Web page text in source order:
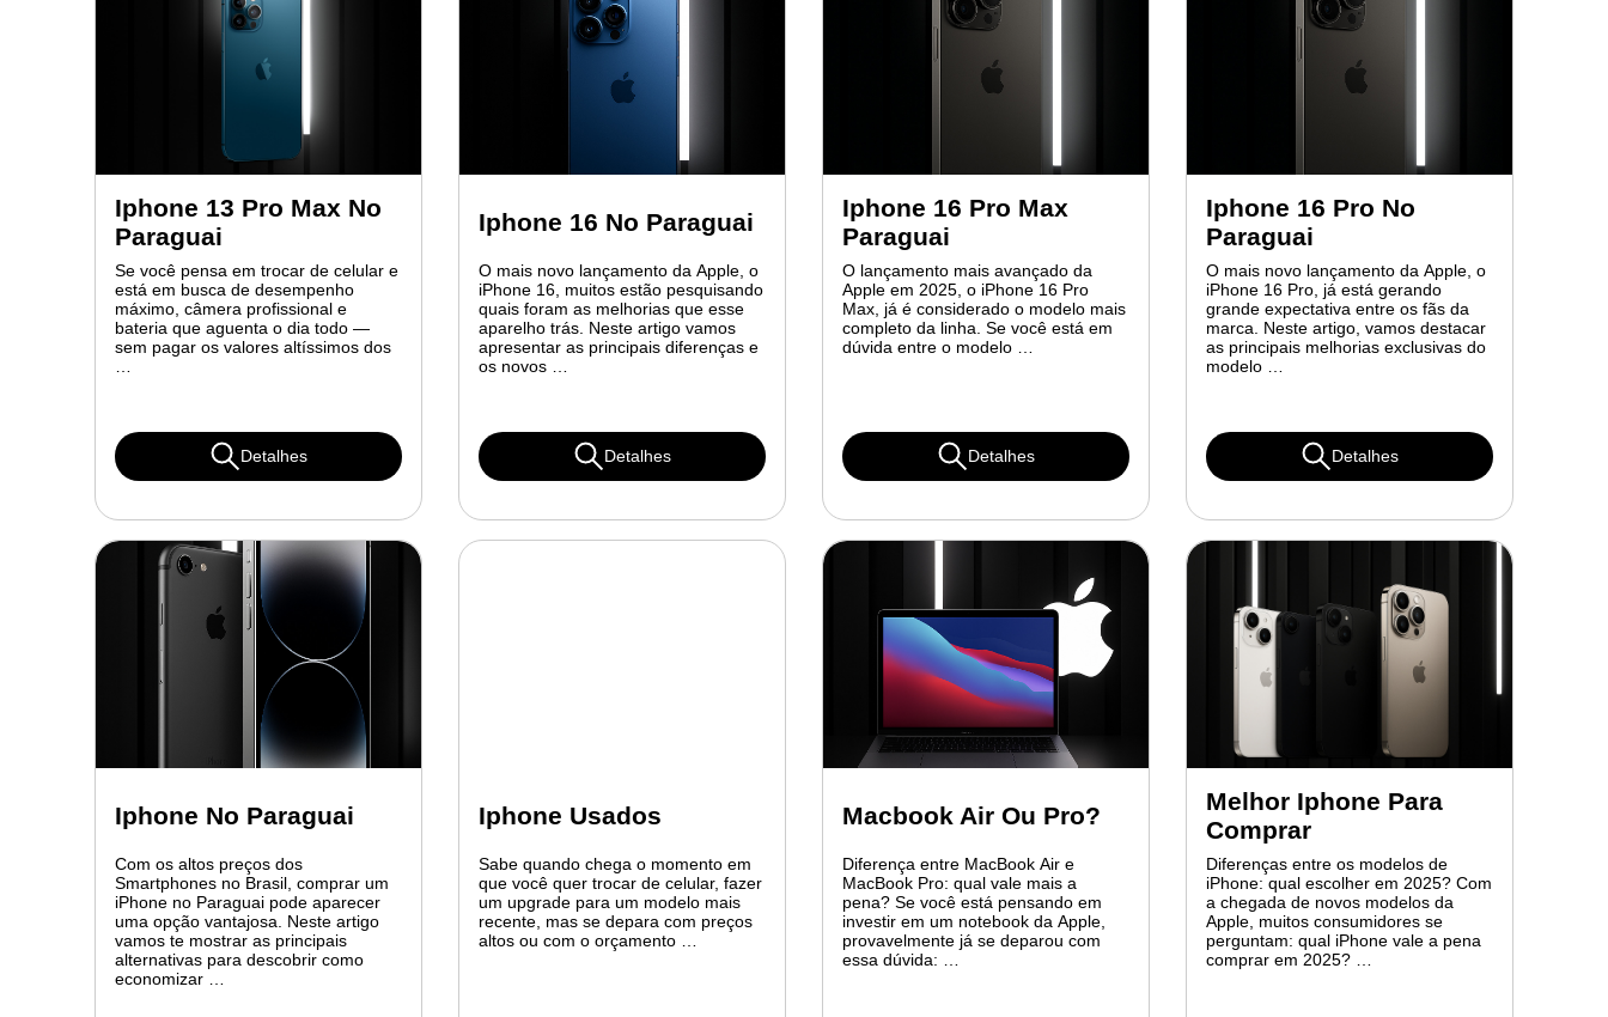
Iphone 13 Pro Max No
Paraguai
Se você pensa em trocar de celular e
está em busca de desempenho
máximo, câmera profissional e
bateria que aguenta o dia todo —
sem pagar os valores altíssimos dos
Detalhes
Iphone 16 No Paraguai
O mais novo lançamento da Apple, o
iPhone 16, muitos estão pesquisando
quais foram as melhorias que esse
aparelho trás. Neste artigo vamos
apresentar as principais diferenças e
os novos …
Detalhes
Iphone 16 Pro Max
Paraguai
O lançamento mais avançado da
Apple em 2025, o iPhone 16 Pro
Max, já é considerado o modelo mais
completo da linha. Se você está em
dúvida entre o modelo …
Detalhes
Iphone 16 Pro No
Paraguai
O mais novo lançamento da Apple, o
iPhone 16 Pro, já está gerando
grande expectativa entre os fãs da
marca. Neste artigo, vamos destacar
as principais melhorias exclusivas do
modelo …
Detalhes
Iphone No Paraguai
Com os altos preços dos
Smartphones no Brasil, comprar um
iPhone no Paraguai pode aparecer
uma opção vantajosa. Neste artigo
vamos te mostrar as principais
alternativas para descobrir como
economizar …
Iphone Usados
Sabe quando chega o momento em
que você quer trocar de celular, fazer
um upgrade para um modelo mais
recente, mas se depara com preços
altos ou com o orçamento …
Macbook Air Ou Pro?
Diferença entre MacBook Air e
MacBook Pro: qual vale mais a
pena? Se você está pensando em
investir em um notebook da Apple,
provavelmente já se deparou com
essa dúvida: …
Melhor Iphone Para
Comprar
Diferenças entre os modelos de
iPhone: qual escolher em 2025? Com
a chegada de novos modelos da
Apple, muitos consumidores se
perguntam: qual iPhone vale a pena
comprar em 2025? …